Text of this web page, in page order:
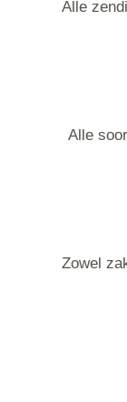
Alle
Alle
Zowel